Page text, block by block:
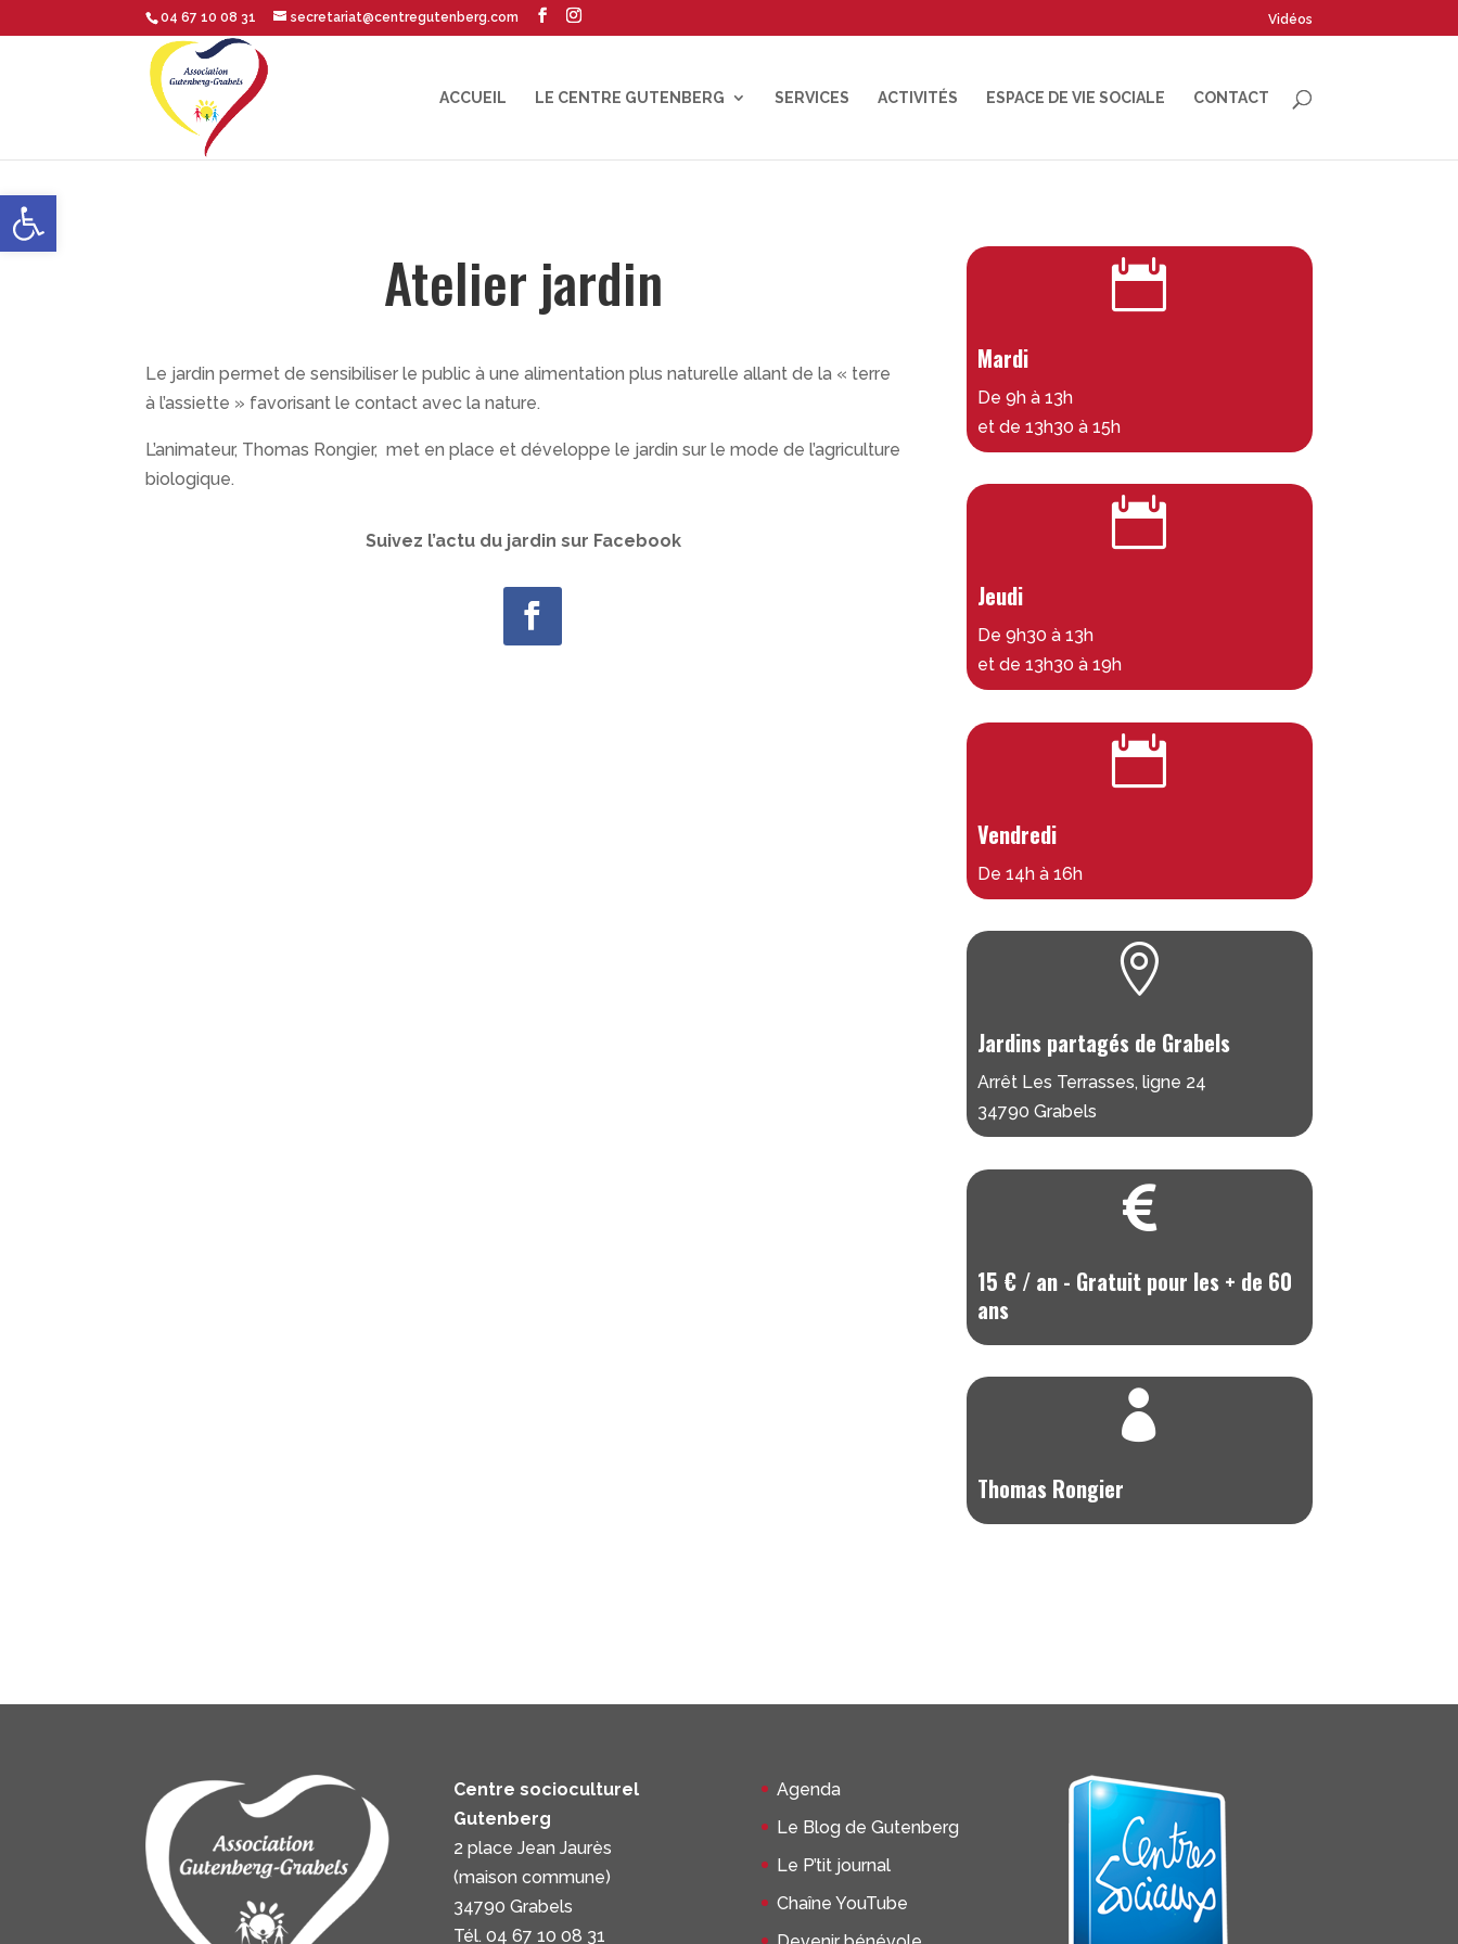
Ouvrir la barre d’outils
04 67 10 08 31 secretariat@centregutenberg.com Vidéos
ACCUEIL LE CENTRE GUTENBERG SERVICES ACTIVITÉS ESPACE DE VIE SOCIALE CONTACT
Atelier jardin
Le jardin permet de sensibiliser le public à une alimentation plus naturelle allant de la « terre
à l’assiette » favorisant le contact avec la nature.
L’animateur, Thomas Rongier, met en place et développe le jardin sur le mode de l’agriculture
biologique.
Suivez l’actu du jardin sur Facebook

Mardi
De 9h à 13h
et de 13h30 à 15h

Jeudi
De 9h30 à 13h
et de 13h30 à 19h

Vendredi
De 14h à 16h

Jardins partagés de Grabels
Arrêt Les Terrasses, ligne 24
34790 Grabels

15 € / an - Gratuit pour les + de 60
ans

Thomas Rongier
Centre socioculturel
Gutenberg
2 place Jean Jaurès
(maison commune)
34790 Grabels
Tél. 04 67 10 08 31
Agenda
Le Blog de Gutenberg
Le P’tit journal
Chaîne YouTube